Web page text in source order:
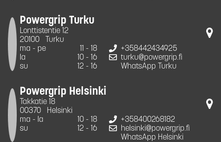
Powergrip Turku
Lonttistentie 12
20100
Turku
ma - pe
11 - 18
la
10 - 16
su
12 - 16
+358442434925
turku@powergrip.fi
WhatsApp Turku
Powergrip Helsinki
Takkatie 18
00370
Helsinki
ma - la
10 - 18
su
12 - 16
+358400268182
helsinki@powergrip.fi
WhatsApp Helsinki